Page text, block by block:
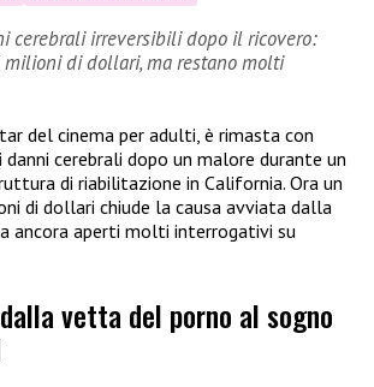
cerebrali irreversibili dopo il ricovero:
di dollari, ma restano molti
del cinema per adulti, è rimasta con
danni cerebrali dopo un malore durante un
di riabilitazione in California. Ora un
di dollari chiude la causa avviata dalla
ancora aperti molti interrogativi su
vetta del porno al sogno